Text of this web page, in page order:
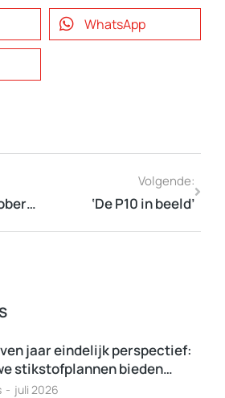
WhatsApp
Nieuwsbrief oktober 2018
Volgende:
‘De P10 in beeld’
jaar eindelijk perspectief:
stikstofplannen bieden…
juli 2026